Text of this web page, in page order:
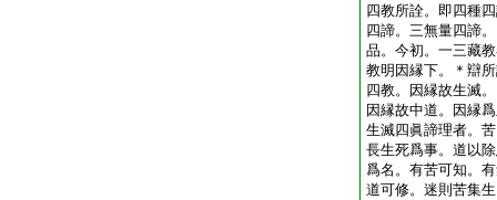
四教所詮。即四種
四諦。三無量四諦
品。今初。一三藏
教明因縁下。＊辯
四教。因縁故生滅
因縁故中道。因縁
生滅四眞諦理者。
長生死爲事。道以
爲名。有苦可知。
道可修。迷則苦集